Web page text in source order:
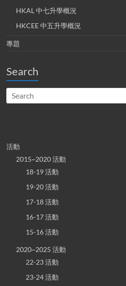
HKAL 中七升學概況
HKCEE 中五升學概況
專題
Search
活動
2015~2020 活動
18-19 活動
19-20 活動
17-18 活動
16-17 活動
15-16 活動
2020~2025 活動
22-23 活動
23-24 活動